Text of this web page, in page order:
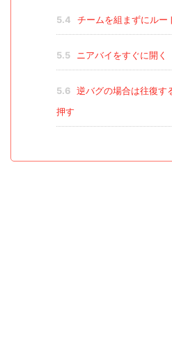
5.4 チームを組まずにルー
5.5 ニアバイをすぐに開く
5.6
逆バグの場合は往復す
押す